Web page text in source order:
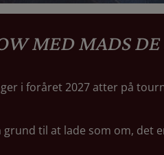
MED MADS DE
i foråret 2027 atter på
til at lade som om, det